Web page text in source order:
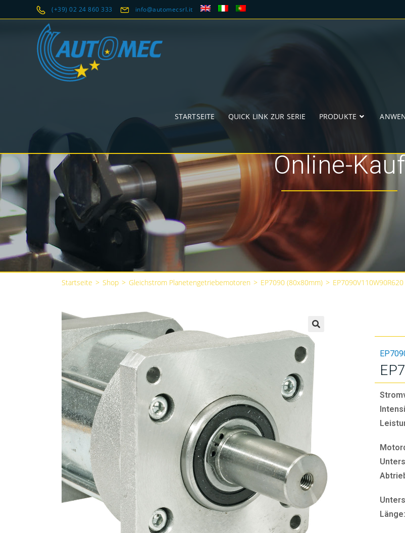
(+39) 02 24 860 333 info@automecsrl.it
STARTSEITE QUICK LINK ZUR SERIE PRODUKTE
Online-Kauf
Startseite > Shop > Gleichstrom Planetengetriebemotoren > EP7090 (80x80mm) > EP7090V110W90R620
🔍
Länge: